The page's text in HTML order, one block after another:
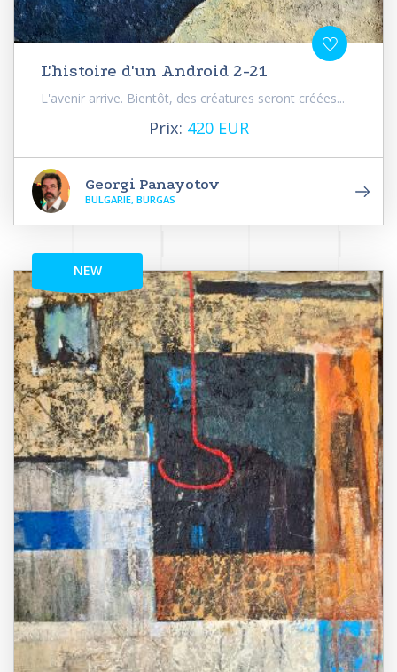
L'histoire d'un Android 2-21
L'avenir arrive. Bientôt, des créatures seront créées...
Prix: 420 EUR
Georgi Panayotov
BULGARIE, BURGAS
NEW